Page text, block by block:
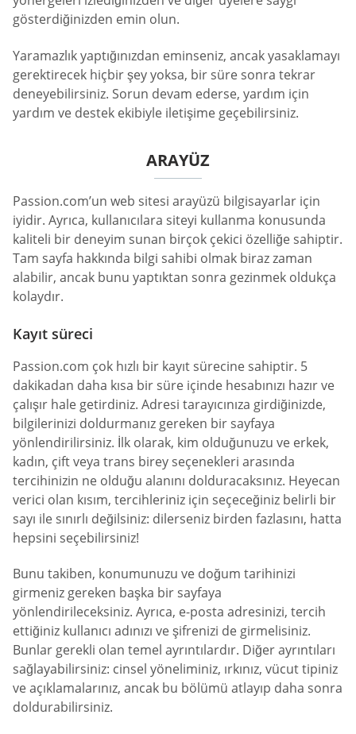
gösterdiğinizden emin olun.
Yaramazlık yaptığınızdan eminseniz, ancak yasaklamayı
gerektirecek hiçbir şey yoksa, bir süre sonra tekrar
deneyebilirsiniz. Sorun devam ederse, yardım için
yardım ve destek ekibiyle iletişime geçebilirsiniz.
ARAYÜZ
Passion.com’un web sitesi arayüzü bilgisayarlar için
iyidir. Ayrıca, kullanıcılara siteyi kullanma konusunda
kaliteli bir deneyim sunan birçok çekici özelliğe sahiptir.
Tam sayfa hakkında bilgi sahibi olmak biraz zaman
alabilir, ancak bunu yaptıktan sonra gezinmek oldukça
kolaydır.
Kayıt süreci
Passion.com çok hızlı bir kayıt sürecine sahiptir. 5
dakikadan daha kısa bir süre içinde hesabınızı hazır ve
çalışır hale getirdiniz. Adresi tarayıcınıza girdiğinizde,
bilgilerinizi doldurmanız gereken bir sayfaya
yönlendirilirsiniz. İlk olarak, kim olduğunuzu ve erkek,
kadın, çift veya trans birey seçenekleri arasında
tercihinizin ne olduğu alanını dolduracaksınız. Heyecan
verici olan kısım, tercihleriniz için seçeceğiniz belirli bir
sayı ile sınırlı değilsiniz: dilerseniz birden fazlasını, hatta
hepsini seçebilirsiniz!
Bunu takiben, konumunuzu ve doğum tarihinizi
girmeniz gereken başka bir sayfaya
yönlendirileceksiniz. Ayrıca, e-posta adresinizi, tercih
ettiğiniz kullanıcı adınızı ve şifrenizi de girmelisiniz.
Bunlar gerekli olan temel ayrıntılardır. Diğer ayrıntıları
sağlayabilirsiniz: cinsel yöneliminiz, ırkınız, vücut tipiniz
ve açıklamalarınız, ancak bu bölümü atlayıp daha sonra
doldurabilirsiniz.